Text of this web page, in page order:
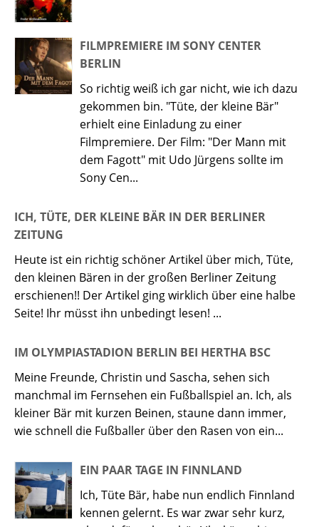
FILMPREMIERE IM SONY CENTER
BERLIN
So richtig weiß ich gar nicht, wie ich dazu
gekommen bin. "Tüte, der kleine Bär"
erhielt eine Einladung zu einer
Filmpremiere. Der Film: "Der Mann mit
dem Fagott" mit Udo Jürgens sollte im
Sony Cen...
ICH, TÜTE, DER KLEINE BÄR IN DER BERLINER
ZEITUNG
Heute ist ein richtig schöner Artikel über mich, Tüte,
den kleinen Bären in der großen Berliner Zeitung
erschienen!! Der Artikel ging wirklich über eine halbe
Seite! Ihr müsst ihn unbedingt lesen! ...
IM OLYMPIASTADION BERLIN BEI HERTHA BSC
Meine Freunde, Christin und Sascha, sehen sich
manchmal im Fernsehen ein Fußballspiel an. Ich, als
kleiner Bär mit kurzen Beinen, staune dann immer,
wie schnell die Fußballer über den Rasen von ein...
EIN PAAR TAGE IN FINNLAND
Ich, Tüte Bär, habe nun endlich Finnland
kennen gelernt. Es war zwar sehr kurz,